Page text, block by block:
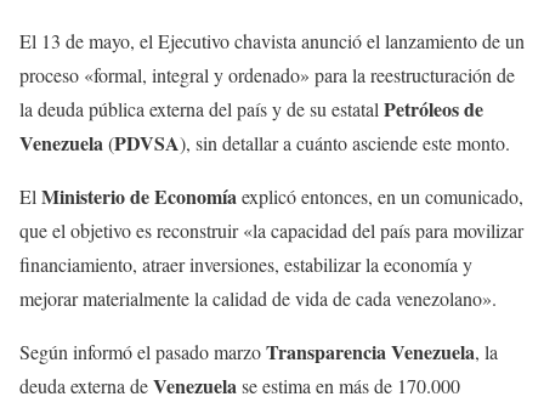
El 13 de mayo, el Ejecutivo chavista anunció el lanzamiento de un
proceso «formal, integral y ordenado» para la reestructuración de
la deuda pública externa del país y de su estatal Petróleos de
Venezuela(PDVSA), sin detallar a cuánto asciende este monto.
El Ministerio de Economíaexplicó entonces, en un comunicado,
que el objetivo es reconstruir «la capacidad del país para movilizar
financiamiento, atraer inversiones, estabilizar la economía y
mejorar materialmente la calidad de vida de cada venezolano».
Según informó el pasado marzoTransparencia Venezuela, la
deuda externa deVenezuelase estima en más de 170.000